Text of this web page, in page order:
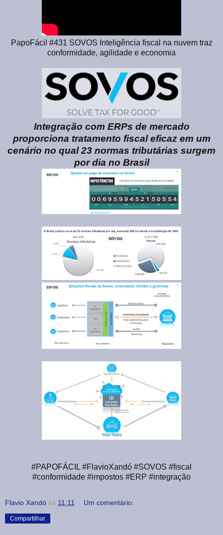
PapoFácil #431 SOVOS Inteligência fiscal na nuvem traz
conformidade, agilidade e economia
Integração com ERPs de mercado
proporciona tratamento fiscal eficaz em um
cenário no qual 23 normas tributárias surgem
por dia no Brasil
#PAPOFÁCIL #FlavioXandó #SOVOS #fiscal
#conformidade #impostos #ERP #integração
Flavio Xandó às 11:11 Um comentário:
Compartilhar